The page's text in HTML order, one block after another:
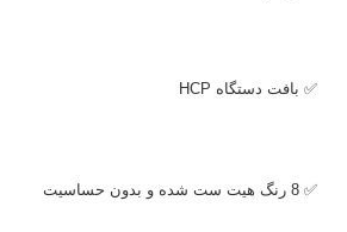
✅ بافت دستگاه HCP
✅ 8 رنگ هیت ست شده و بدون حساسیت